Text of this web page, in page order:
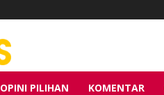
OPINI PILIHAN KOMENTAR